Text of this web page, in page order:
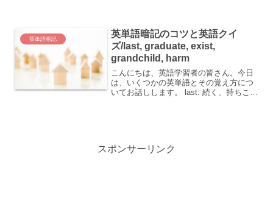
英単語暗記
英単語暗記のコツと英語クイ
ズ/last, graduate, exist,
grandchild, harm
こんにちは、英語学習者の皆さん。今日
は、いくつかの英単語とその覚え方につ
いてお話しします。 last: 続く、持ちこた
スポンサーリンク